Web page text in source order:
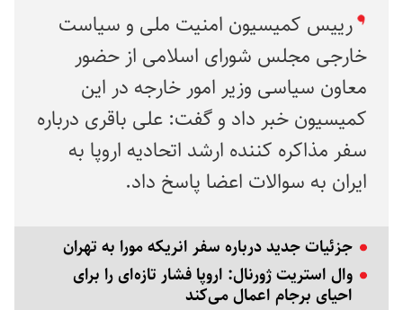
رییس کمیسیون امنیت ملی و سیاست
خارجی مجلس شورای اسلامی از حضور
معاون سیاسی وزیر امور خارجه در این
کمیسیون خبر داد و گفت: علی باقری درباره
سفر مذاکره کننده ارشد اتحادیه اروپا به
ایران به سوالات اعضا پاسخ داد.
جزئیات جدید درباره سفر انریکه مورا به تهران
وال استریت ژورنال: اروپا فشار تازه‌ای را برای
احیای برجام اعمال می‌کند